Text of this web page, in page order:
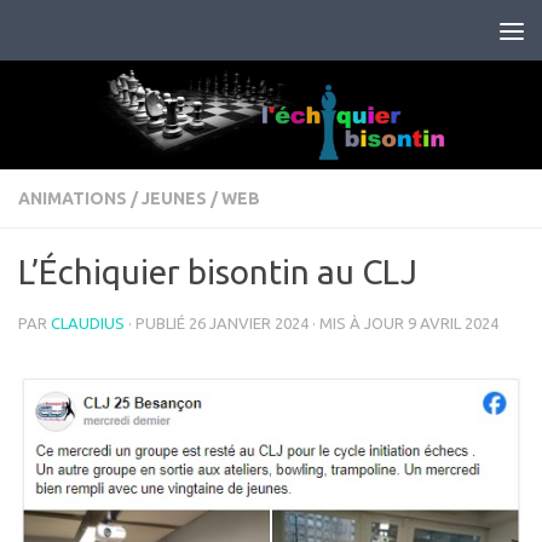
ANIMATIONS /JEUNES /WEB
L’Échiquier bisontin au CLJ
PAR CLAUDIUS · PUBLIÉ 26 JANVIER 2024 · MIS À JOUR 9 AVRIL 2024